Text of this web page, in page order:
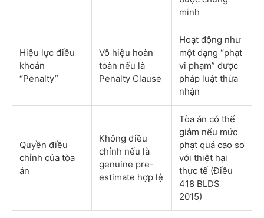
minh
Hiệu lực điều
khoản
“Penalty”
Vô hiệu hoàn
toàn nếu là
Penalty Clause
Hoạt động như
một dạng “phạt
vi phạm” được
pháp luật thừa
nhận
Quyền điều
chỉnh của tòa
án
Không điều
chỉnh nếu là
genuine pre-
estimate hợp lệ
Tòa án có thể
giảm nếu mức
phạt quá cao so
với thiệt hại
thực tế (Điều
418 BLDS
2015)